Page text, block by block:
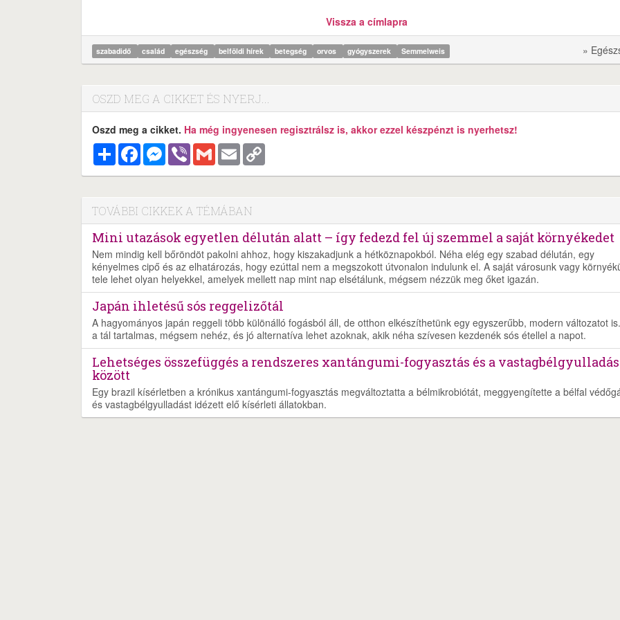
Vissza a címlapra
szabadidő család egészség belföldi hírek betegség orvos gyógyszerek Semmelweis »
OSZD MEG A CIKKET ÉS NYERJ...
Oszd meg a cikket. Ha még ingyenesen regisztrálsz is, akkor ezzel készpénzt is nyerhetsz!
MegosztásFacebookMessenger
Viber Gmail Email
TOVÁBBI CIKKEK A TÉMÁBAN
Mini utazások egyetlen délután alatt – így fedezd fel új szemmel a saját környékedet
Nem mindig kell bőröndöt pakolni ahhoz, hogy kiszakadjunk a hétköznapokból. Néha elég egy szabad délután, egy
kényelmes cipő és az elhatározás, hogy ezúttal nem a megszokott útvonalon indulunk el. A saját városunk vagy
tele lehet olyan helyekkel, amelyek mellett nap mint nap elsétálunk, mégsem nézzük meg őket igazán.
Japán ihletésű sós reggelizőtál
A hagyományos japán reggeli több különálló fogásból áll, de otthon elkészíthetünk egy egyszerűbb, modern változatot
a tál tartalmas, mégsem nehéz, és jó alternatíva lehet azoknak, akik néha szívesen kezdenék sós étellel a napot.
Lehetséges összefüggés a rendszeres xantángumi-fogyasztás és a vastagbélgyulladás
között
Egy brazil kísérletben a krónikus xantángumi-fogyasztás megváltoztatta a bélmikrobiótát, meggyengítette a bélfal
és vastagbélgyulladást idézett elő kísérleti állatokban.